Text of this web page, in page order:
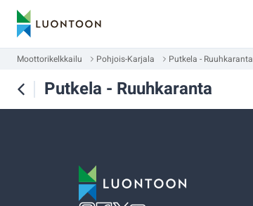
Moottorikelkkailu Pohjois-Karjala Putkela - Ruuhkaranta
Putkela - Ruuhkaranta